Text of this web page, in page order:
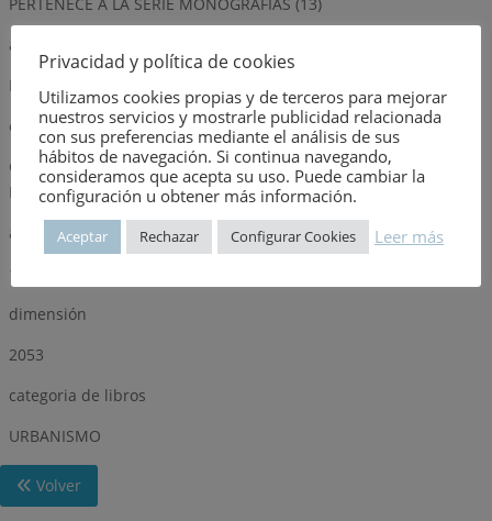
autor
MINISTERIO DE OBRAS PUBLICAS Y URBANISMO
editorial
CENTRO DE ESTUDIOS DE ORDENACION DEL TERRITORIO Y
MEDIO AMBIENTE
año
1981
dimensión
2053
categoria de libros
URBANISMO
Volver
Privacidad y política de cookies
Utilizamos cookies propias y de terceros para mejorar
nuestros servicios y mostrarle publicidad relacionada
con sus preferencias mediante el análisis de sus
hábitos de navegación. Si continua navegando,
consideramos que acepta su uso. Puede cambiar la
configuración u obtener más información.
Aceptar Rechazar Configurar Cookies Leer más